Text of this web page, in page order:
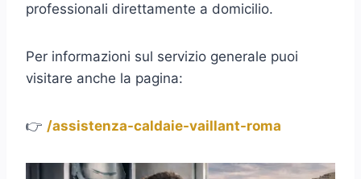
professionali direttamente a domicilio.
Per informazioni sul servizio generale puoi
visitare anche la pagina:
👉 /assistenza-caldaie-vaillant-roma